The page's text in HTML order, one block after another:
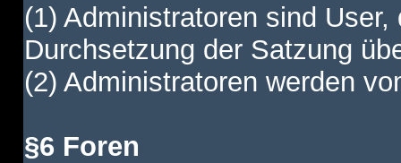
(1) Administratoren sind
Durchsetzung der Satzung
(2) Administratoren werden
§6 Foren